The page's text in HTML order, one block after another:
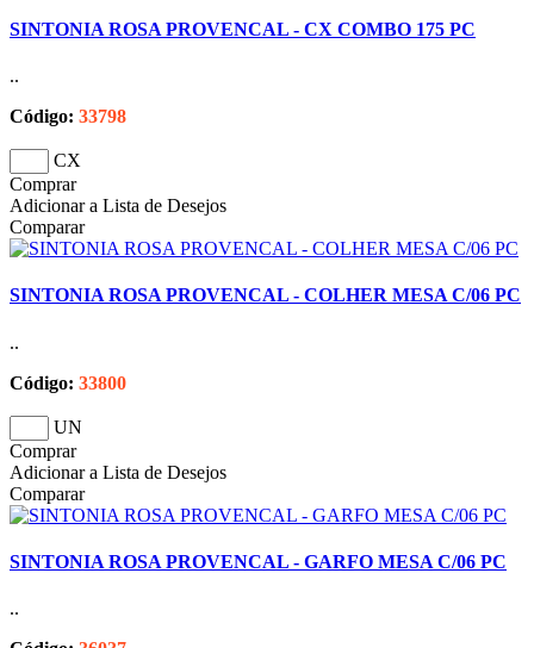
SINTONIA ROSA PROVENCAL - CX COMBO 175 PC
..
Código: 33798
CX
Comprar
Adicionar a Lista de Desejos
Comparar
SINTONIA ROSA PROVENCAL - COLHER MESA C/06 PC
..
Código: 33800
UN
Comprar
Adicionar a Lista de Desejos
Comparar
SINTONIA ROSA PROVENCAL - GARFO MESA C/06 PC
..